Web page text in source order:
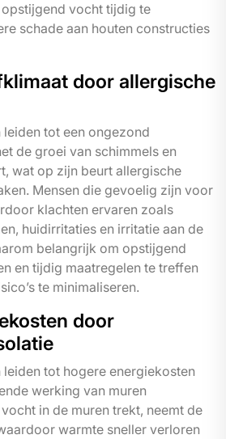
vocht tijdig te
schade aan houten constructies
door allergische
tot een ongezond
de groei van schimmels en
wat op zijn beurt allergische
Mensen die gevoelig zijn voor
klachten ervaren zoals
huidirritaties en irritatie aan de
belangrijk om opstijgend
en tijdig maatregelen te treffen
te minimaliseren.
door
tot hogere energiekosten
werking van muren
in de muren trekt, neemt de
warmte sneller verloren